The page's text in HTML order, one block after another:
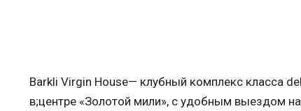
Barkli Virgin House— клубный комплекс класса
в;центре «Золотой мили», с удобным выездом